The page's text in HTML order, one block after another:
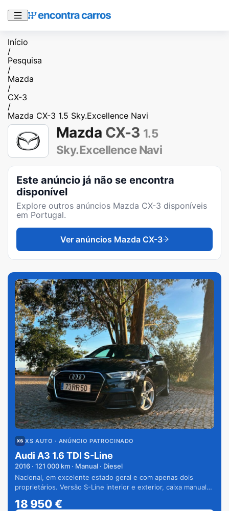
Início
/
Pesquisa
/
Mazda
/
CX-3
/
Mazda CX-3 1.5 Sky.Excellence Navi
Mazda CX-3 1.5
Sky.Excellence Navi
Este anúncio já não se encontra
disponível
Explore outros anúncios Mazda CX-3 disponíveis
em Portugal.
Ver anúncios Mazda CX-3
XS AUTO · ANÚNCIO PATROCINADO
Audi A3 1.6 TDI S-Line
2016 · 121 000 km · Manual · Diesel
Nacional, em excelente estado geral e com apenas dois
proprietários. Versão S-Line interior e exterior, caixa manual
18 950€